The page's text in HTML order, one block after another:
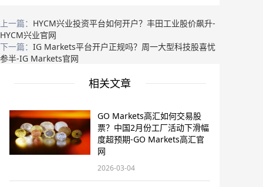
上一篇： HYCM兴业投资平台如何开户？丰田工业股价飙升-
HYCM兴业官网
下一篇： IG Markets平台开户正规吗？周一大型科技股喜忧
参半-IG Markets官网
相关文章
GO Markets高汇如何交易股
票？中国2月份工厂活动下滑幅
度超预期-GO Markets高汇官
网
2026-03-04